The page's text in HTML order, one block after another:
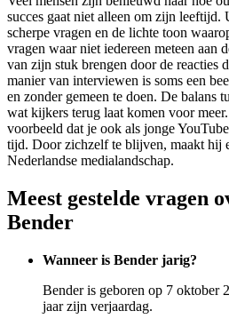
succes gaat niet alleen om zijn
scherpe vragen en de lichte toon
vragen waar niet iedereen meteen aan
van zijn stuk brengen door de reacties
manier van interviewen is soms een
en zonder gemeen te doen. De balans
wat kijkers terug laat komen voor
voorbeeld dat je ook als jonge
tijd. Door zichzelf te blijven, maakt hij
Nederlandse medialandschap.
Meest gestelde vragen
Bender
Wanneer is Bender jarig?
Bender is geboren op 7 oktober
jaar zijn verjaardag.